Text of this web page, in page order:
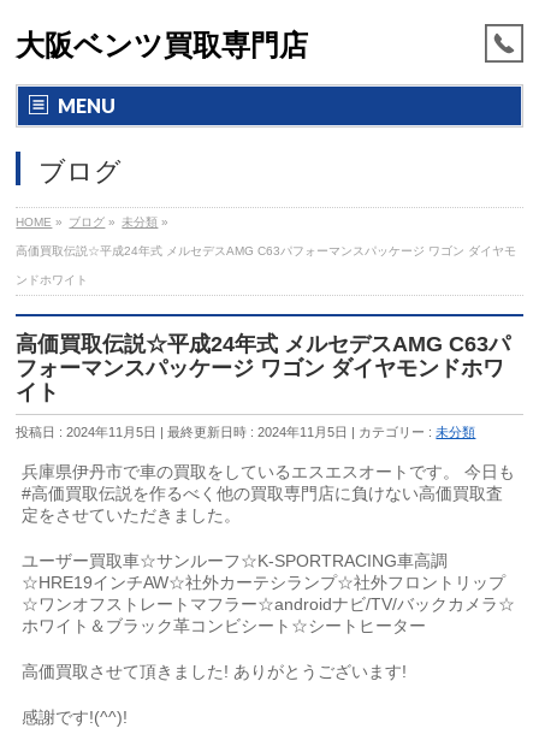
大阪ベンツ買取専門店
MENU
ブログ
HOME » ブログ » 未分類 »
高価買取伝説☆平成24年式 メルセデスAMG C63パフォーマンスパッケージ ワゴン ダイヤモ
ンドホワイト
高価買取伝説☆平成24年式 メルセデスAMG C63パ
フォーマンスパッケージ ワゴン ダイヤモンドホワ
イト
投稿日 : 2024年11月5日 最終更新日時 : 2024年11月5日 カテゴリー :未分類
兵庫県伊丹市で車の買取をしているエスエスオートです。 今日も
#高価買取伝説を作るべく他の買取専門店に負けない高価買取査
定をさせていただきました。
ユーザー買取車☆サンルーフ☆K-SPORTRACING車高調
☆HRE19インチAW☆社外カーテシランプ☆社外フロントリップ
☆ワンオフストレートマフラー☆androidナビ/TV/バックカメラ☆
ホワイト＆ブラック革コンビシート☆シートヒーター
高価買取させて頂きました! ありがとうございます!
感謝です!(^^)!